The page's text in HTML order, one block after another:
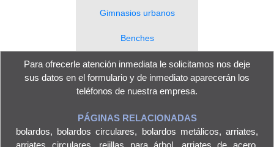
Gimnasios urbanos
Benches
Para ofrecerle atención inmediata le solicitamos nos deje
sus datos en el formulario y de inmediato aparecerán los
teléfonos de nuestra empresa.
PÁGINAS RELACIONADAS
bolardos, bolardos circulares, bolardos metálicos,arriates,
arriates circulares
rejillas para árbol arriates de acero